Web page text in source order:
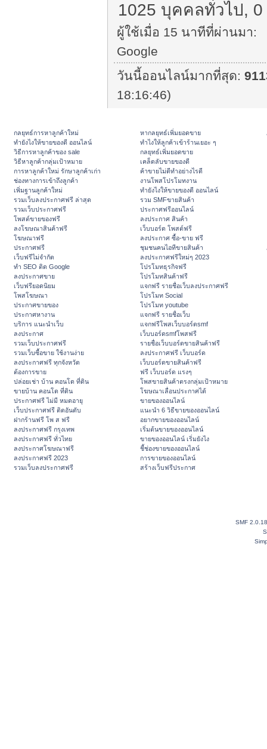
1025 บุคคลทั่วไป,
ผู้ใช้เมื่อ 15 นาทีที่ผ่านมา:
Google
วันนี้ออนไลน์มากที่สุด:
18:16:46)
กลยุทธ์การหาลูกค้าใหม่
ทํายังไงให้ขายของดี ออนไลน์
วิธีการหาลูกค้าของ sale
วิธีหาลูกค้ากลุ่มเป้าหมาย
การหาลูกค้าใหม่ รักษาลูกค้าเก่า
ช่องทางการเข้าถึงลูกค้า
เพิ่มฐานลูกค้าใหม่
รวมเว็บลงประกาศฟรี ล่าสุด
รวมเว็บประกาศฟรี
โพสต์ขายของฟรี
ลงโฆษณาสินค้าฟรี
โฆษณาฟรี
ประกาศฟรี
เว็บฟรีไม่จำกัด
ทำ SEO ติด Google
ลงประกาศขาย
เว็บฟรียอดนิยม
โพสโฆษณา
ประกาศขายของ
ประกาศหางาน
บริการ แนะนำเว็บ
ลงประกาศ
รวมเว็บประกาศฟรี
รวมเว็บซื้อขาย ใช้งานง่าย
ลงประกาศฟรี ทุกจังหวัด
ต้องการขาย
ปล่อยเช่า บ้าน คอนโด ที่ดิน
ขายบ้าน คอนโด ที่ดิน
ประกาศฟรี ไม่มี หมดอายุ
เว็บประกาศฟรี ติดอันดับ
ฝากร้านฟรี โพ ส ฟรี
ลงประกาศฟรี กรุงเทพ
ลงประกาศฟรี ทั่วไทย
ลงประกาศโฆษณาฟรี
ลงประกาศฟรี 2023
รวมเว็บลงประกาศฟรี
หากลยุทธ์เพิ่มยอดขาย
ทําไงให้ลูกค้าเข้าร้านเยอะ ๆ
กลยุทธ์เพิ่มยอดขาย
เคล็ดลับขายของดี
ค้าขายไม่ดีทำอย่างไรดี
งานโพสโปรโมทงาน
ทํายังไงให้ขายของดี ออนไลน์
รวม SMFขายสินค้า
ประกาศฟรีออนไลน์
ลงประกาศ สินค้า
เว็บบอร์ด โพสต์ฟรี
ลงประกาศ ซื้อ-ขาย ฟรี
ชุมชนคนไอทีขายสินค้า
ลงประกาศฟรีใหม่ๆ 2023
โปรโมทธุรกิจฟรี
โปรโมทสินค้าฟรี
แจกฟรี รายชื่อเว็บลงประกาศฟรี
โปรโมท Social
โปรโมท youtube
แจกฟรี รายชื่อเว็บ
แจกฟรีโพสเว็บบอร์ดsmf
เว็บบอร์ดsmfโพสฟรี
รายชื่อเว็บบอร์ดขายสินค้าฟรี
ลงประกาศฟรี เว็บบอร์ด
เว็บบอร์ดขายสินค้าฟรี
ฟรี เว็บบอร์ด แรงๆ
โพสขายสินค้าตรงกลุ่มเป้าหมาย
โฆษณาเลื่อนประกาศได้
ขายของออนไลน์
แนะนำ 6 วิธีขายของออนไลน์
อยากขายของออนไลน์
เริ่มต้นขายของออนไลน์
ขายของออนไลน์ เริ่มยังไง
ชี้ช่องขายของออนไลน์
การขายของออนไลน์
สร้างเว็บฟรีประกาศ
SMF 2.0.18